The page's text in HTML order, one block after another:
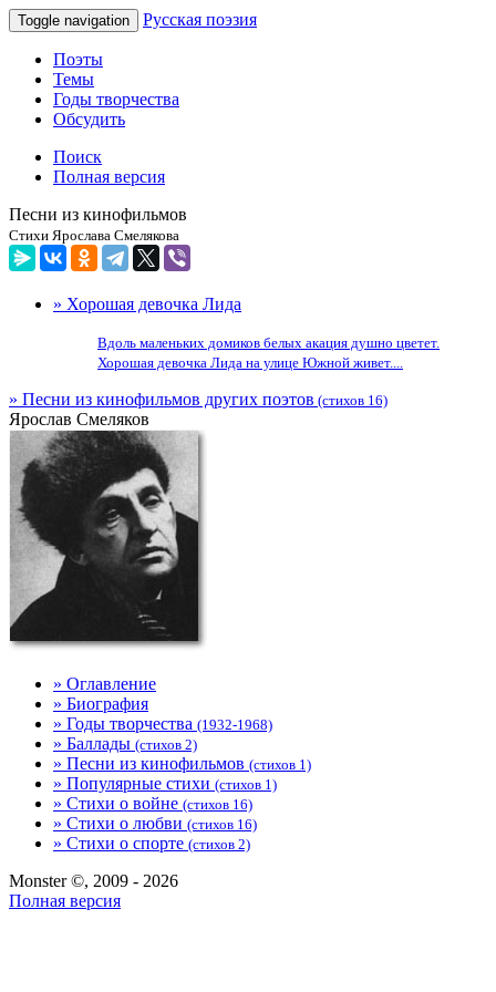
Toggle navigation Русская поэзия
Поэты
Темы
Годы творчества
Обсудить
Поиск
Полная версия
Песни из кинофильмов
Стихи Ярослава Смелякова
» Хорошая девочка Лида
Вдоль маленьких домиков белых акация душно цветет.
Хорошая девочка Лида на улице Южной живет....
» Песни из кинофильмов других поэтов (стихов 16)
Ярослав Смеляков
» Оглавление
» Биография
» Годы творчества (1932-1968)
» Баллады (стихов 2)
» Песни из кинофильмов (стихов 1)
» Популярные стихи (стихов 1)
» Стихи о войне (стихов 16)
» Стихи о любви (стихов 16)
» Стихи о спорте (стихов 2)
Monster ©, 2009 - 2026
Полная версия